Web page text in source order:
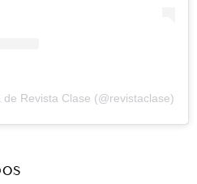
Revista Clase (@revistaclase)